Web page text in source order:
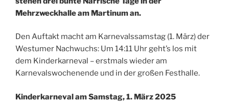
Mehrzweckhalle am Martinum an.
Den Auftakt macht am Karnevalssamstag (1. März) der
Westumer Nachwuchs: Um 14:11 Uhr geht’s los mit
dem Kinderkarneval – erstmals wieder am
Karnevalswochenende und in der großen Festhalle.
Kinderkarneval am Samstag, 1. März 2025